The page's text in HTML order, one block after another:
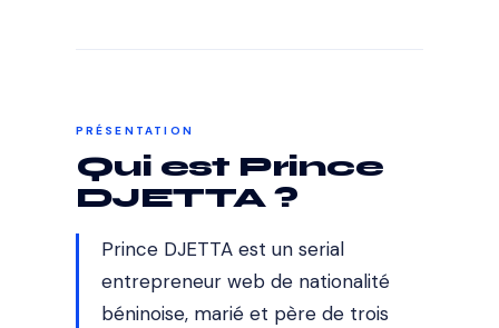
PRÉSENTATION
Qui est Prince
DJETTA ?
Prince DJETTA est un serial
entrepreneur web de nationalité
béninoise, marié et père de trois